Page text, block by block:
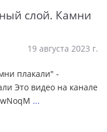
слой. Камни
19 августа 2023 г.
плакали" -
Это видео на канале
...